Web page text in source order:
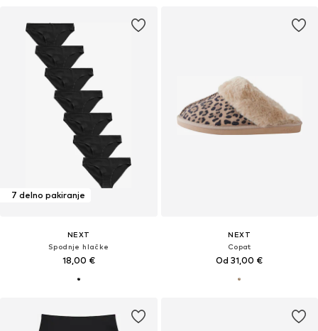
7 delno pakiranje
NEXT
Spodnje hlačke
18,00 €
NEXT
Copat
Od 31,00 €